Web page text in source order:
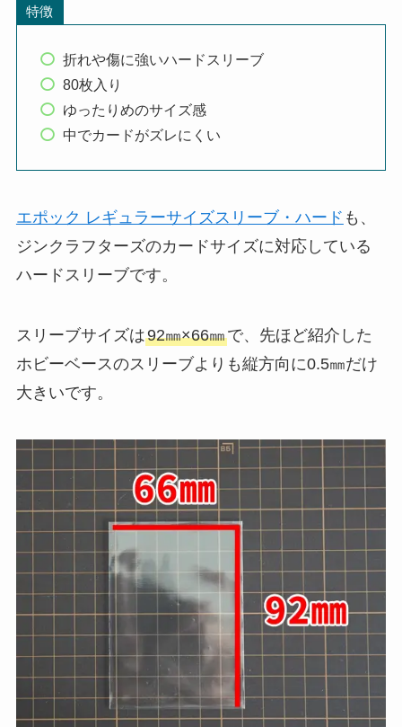
特徴
折れや傷に強いハードスリーブ
80枚入り
ゆったりめのサイズ感
中でカードがズレにくい
エポック レギュラーサイズスリーブ・ハード も、
ジンクラフターズのカードサイズに対応している
ハードスリーブです。
スリーブサイズは92㎜×66㎜で、先ほど紹介した
ホビーベースのスリーブよりも縦方向に0.5㎜だけ
大きいです。